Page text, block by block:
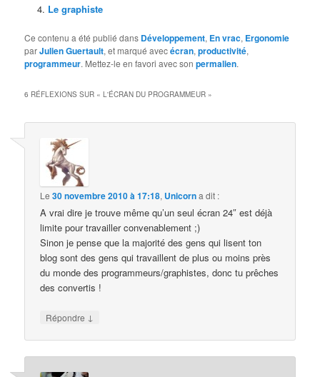
Le graphiste
Ce contenu a été publié dans Développement, En vrac, Ergonomie
parJulien Guertault, et marqué avecécran,productivité,
programmeur. Mettez-le en favori avec sonpermalien.
6 RÉFLEXIONS SUR «L'ÉCRAN DU PROGRAMMEUR »
Le30 novembre 2010 à 17:18, Unicorna dit :
A vrai dire je trouve même qu’un seul écran 24″ est déjà
limite pour travailler convenablement ;)
Sinon je pense que la majorité des gens qui lisent ton
blog sont des gens qui travaillent de plus ou moins près
du monde des programmeurs/graphistes, donc tu prêches
des convertis !
Répondre ↓